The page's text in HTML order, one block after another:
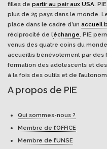
filles de partir au pair aux USA.
plus de 25 pays dans le monde.
place dans le cadre d’un accueil
réciprocité de l’échange. PIE
venus des quatre coins du
accueillis bénévolement par des
formation des adolescents et
à la fois des outils et de
A propos de PIE
Qui sommes-nous ?
Membre de l’OFFICE
Membre de l’UNSE